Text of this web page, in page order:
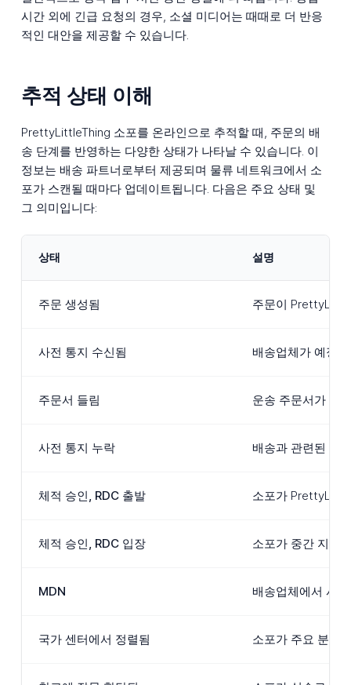
시간 외에 긴급 요청의 경우, 소셜 미디어는 때때로 더 반응
적인 대안을 제공할 수 있습니다.
추적 상태 이해
PrettyLittleThing 소포를 온라인으로 추적할 때, 주문의 배
송 단계를 반영하는 다양한 상태가 나타날 수 있습니다. 이
정보는 배송 파트너로부터 제공되며 물류 네트워크에서 소
포가 스캔될 때마다 업데이트됩니다. 다음은 주요 상태 및
그 의미입니다:
상태 설명
주문 생성됨 주문이
사전 통지 수신됨 배송업체가 예정
주문서 들림 운송 주문서가 발
사전 통지 누락 배송과 관련된 전
체적 승인, RDC 출발 소포가
체적 승인, RDC 입장 소포가 중간 지역
MDN 배송업체에서 사
국가 센터에서 정렬됨 소포가 주요 분류